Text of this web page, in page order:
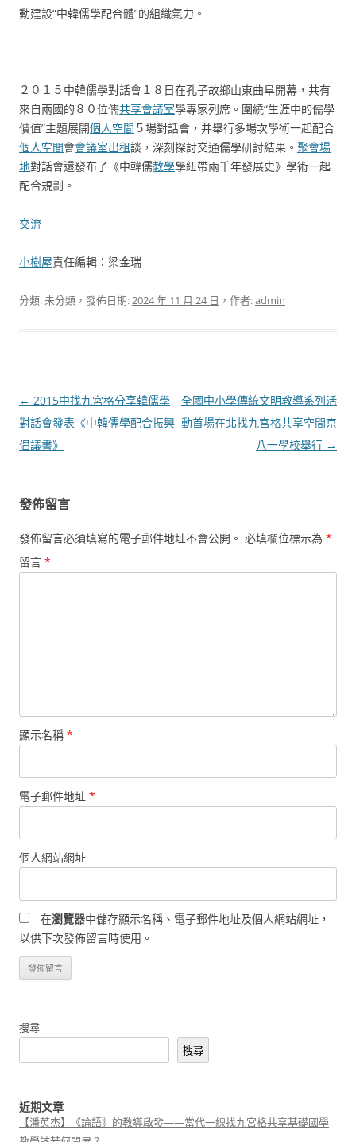
動建設“中韓儒學配合體”的組織氣力。
２０１５中韓儒學對話會１８日在孔子故鄉山東曲阜開幕，共有
來自兩國的８０位儒共享會議室學專家列席。圍繞“生涯中的儒學
價值”主題展開個人空間 ５場對話會，并舉行多場次學術一起配合
個人空間會會議室出租談，深刻探討交通儒學研討結果。 聚會場
地對話會還發布了《中韓儒教學學紐帶兩千年發展史》學術一起
配合規劃。
交流
小樹屋責任編輯：梁金瑞
分類: 未分類，發佈日期:2024 年 11 月 24 日 ，作者:admin
文
章
導
← 2015中找九宮格分享韓儒學
對話會發表《中韓儒學配合振興
倡議書》
全國中小學傳統文明教導系列活
動首場在北找九宮格共享空間京
八一學校舉行 →
發佈留言
發佈留言必須填寫的電子郵件地址不會公開。 必填欄位標示為 *
留言 *
顯示名稱 *
電子郵件地址 *
個人網站網址
在瀏覽器中儲存顯示名稱、電子郵件地址及個人網站網址，
以供下次發佈留言時使用。
搜尋
搜尋
近期文章
【潘英杰】《論語》的教導啟發——當代一線找九宮格共享基礎國學